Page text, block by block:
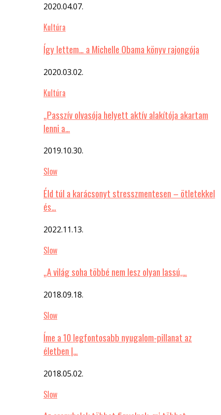
2020.04.07.
Kultúra
Így lettem… a Michelle Obama könyv rajongója
2020.03.02.
Kultúra
„Passzív olvasója helyett aktív alakítója akartam
lenni a…
2019.10.30.
Slow
Éld túl a karácsonyt stresszmentesen – ötletekkel
és…
2022.11.13.
Slow
„A világ soha többé nem lesz olyan lassú,…
2018.09.18.
Slow
Íme a 10 legfontosabb nyugalom-pillanat az
életben |…
2018.05.02.
Slow